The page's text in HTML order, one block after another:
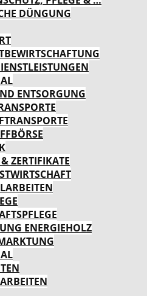
DÜNGUNG
ENTSORGUNG
ZERTIFIKATE
ENERGIEHOLZ